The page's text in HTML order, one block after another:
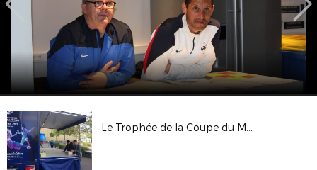
Le Trophée de la Coupe du Monde Féminine FIFA, France 2019 au Havre